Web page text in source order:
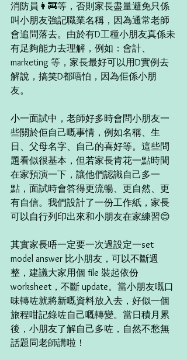
消防員👩‍🚒等，否則家長盡量避免只係
叫小朋友強記職業名稱，因為通常老師
會追問落去。由於有D工種小朋友真係未
有足夠能力去理解，例如：會計、
marketing 等，家長最好可以用D實例去
解說，搞笑D都唔怕，因為佢係小朋
友。
小一面試中，老師好多時會問小朋友一
些關於佢自己嘅事情，例如名稱、生
日、父母名字、自己的喜好等。這些問
題看似很基本，但若家長肯花一點時間
在家預演一下，讓他們認識自己多一
點，面試時會答得更流暢、更自然、更
有自信。我們設計了一份工作紙，家長
可以自行列印出來和小朋友在家練習😊
其實家長唔一定要一次過設定一set
model answer 比小朋友，可以不斷週
整，建議大家用個 file 裝起依份
worksheet，不斷 update。當小朋友嘅口
味轉咗就將新嘅資料放入去，好似一個
旅程咁記錄咗自己嘅轉變。當日積月累
後，小朋友了解自己多咗，自然不愁無
話題同老師講啦！